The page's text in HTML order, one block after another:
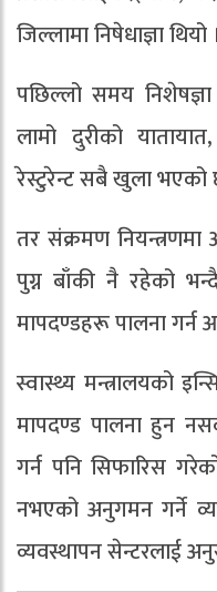
जिल्लामा निषेधाज्ञा थियो ।
पछिल्लो समय
लामो दुरीको
रेस्टुरेन्ट सबै खुला भएको
तर संक्रमण
पुग्न बाँकी नै रहेको
मापदण्डहरू पालना गर्न
स्वास्थ्य मन्त्रालयको
मापदण्ड पालना हुन
गर्न पनि सिफारिस
नभएको अनुगमन गर्ने
व्यवस्थापन सेन्टरलाई